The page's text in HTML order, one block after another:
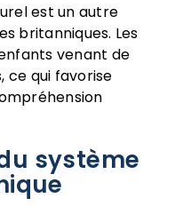
est un autre
britanniques. Les
venant de
ce qui favorise
système